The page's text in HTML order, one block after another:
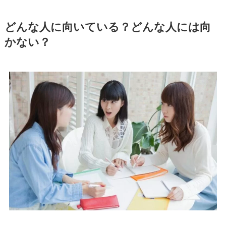
どんな人に向いている？どんな人には向
かない？